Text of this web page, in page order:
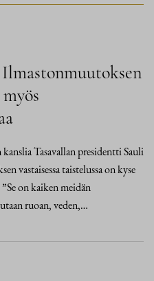
Tasavallan presidentti Sauli
vastaisessa taistelussa on kyse
on kaiken meidän
ruoan, veden,…